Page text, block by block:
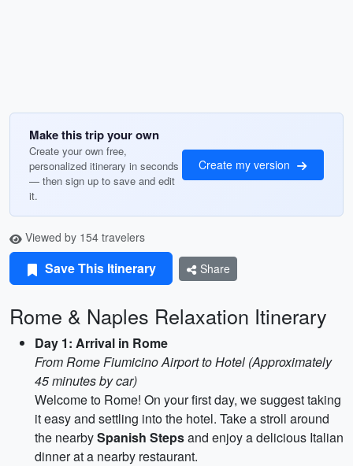
Make this trip your own
Create your own free,
personalized itinerary in seconds
— then sign up to save and edit
it.
Create my version
Viewed by 154 travelers
Save This Itinerary Share
Rome & Naples Relaxation Itinerary
Day 1: Arrival in Rome
From Rome Fiumicino Airport to Hotel (Approximately
45 minutes by car)
Welcome to Rome! On your first day, we suggest taking
it easy and settling into the hotel. Take a stroll around
the nearbySpanish Stepsand enjoy a delicious Italian
dinner at a nearby restaurant.